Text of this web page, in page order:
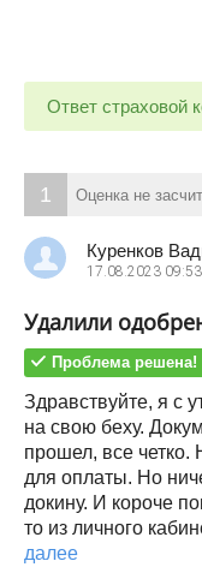
Ответ страховой
1 Оценка не
Куренков
17.08.2023 09:53
Удалили
Проблема решена!
Здравствуйте, я с
на свою беху.
прошел, все четко.
для оплаты. Но
докину. И короче
то из личного
далее